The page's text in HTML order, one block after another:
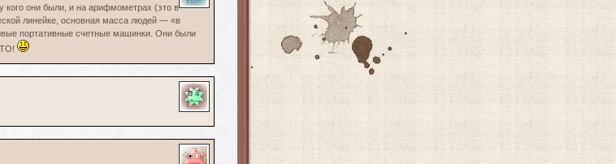
кого они были, и на арифмометрах (это в
линейке, основная масса людей — «в
портативные счетные машинки. Они были